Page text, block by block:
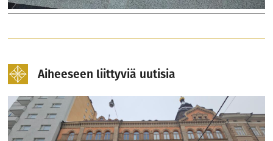
Aiheeseen liittyviä uutisia